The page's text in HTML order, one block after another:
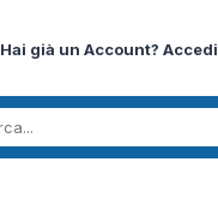
Hai già un Account? Accedi